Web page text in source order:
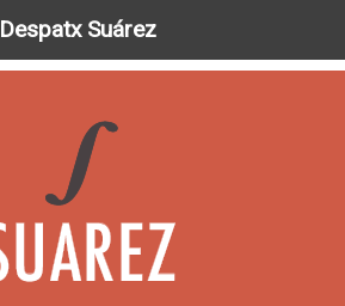
Despatx Suárez